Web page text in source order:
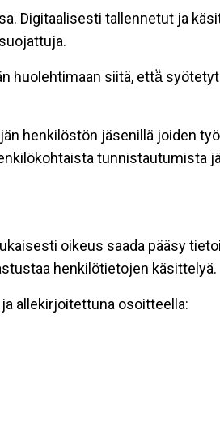
Digitaalisesti tallennetut ja
huolehtimaan siitä, että̈
henkilöstön jäsenillä joiden
tunnistautumista
oikeus saada pääsy
henkilötietojen käsittelyä.
allekirjoitettuna osoitteella: